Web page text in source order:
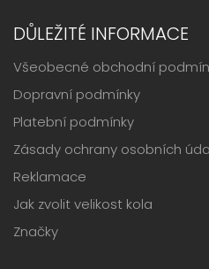
DŮLEŽITÉ INFORMACE
Všeobecné obchodní
Dopravní podmínky
Platební podmínky
Zásady ochrany osobních
Reklamace
Jak zvolit velikost kola
Značky